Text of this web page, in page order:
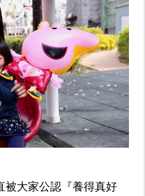
被大家公認『養得真好